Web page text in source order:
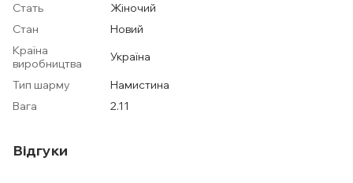
Стать
Жіночий
Стан
Новий
Країна
виробництва
Україна
Тип шарму
Намистина
Вага
2.11
Відгуки